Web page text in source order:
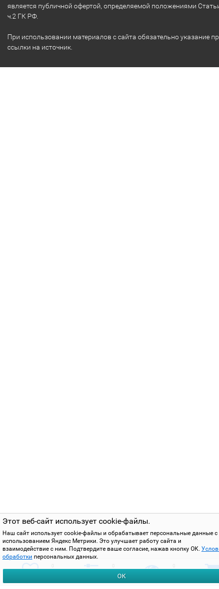
Этот веб-сайт использует cookie-файлы.
Наш сайт использует cookie-файлы и обрабатывает персональные данные с
использованием Яндекс Метрики. Это улучшает работу сайта и
взаимодействие с ним. Подтвердите ваше согласие, нажав кнопку ОК.
обработки персональных данных.
ОК
является публичной офертой, определяемой положениями
ч.2 ГК РФ.
При использовании материалов с сайта обязательно указание
ссылки на источник.